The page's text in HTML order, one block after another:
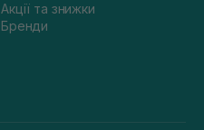
Акції та знижки
Бренди